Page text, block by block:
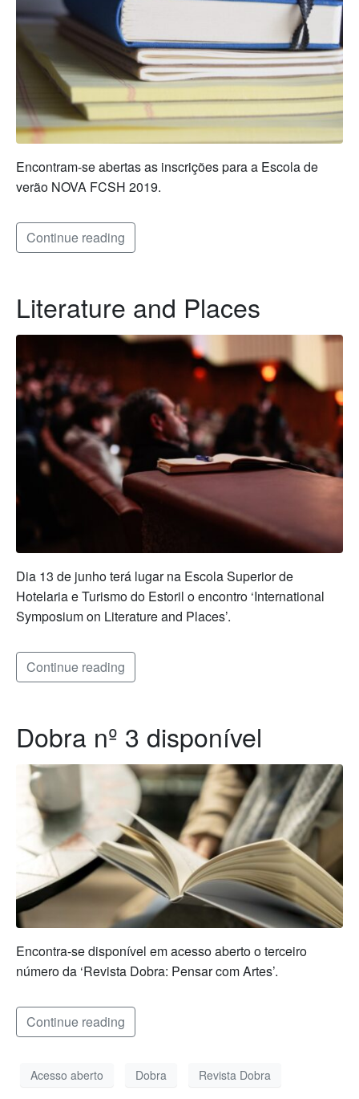
Encontram-se abertas as inscrições para a Escola de
verão NOVA FCSH 2019.
Continue reading
Literature and Places
Dia 13 de junho terá lugar na Escola Superior de
Hotelaria e Turismo do Estoril o encontro ‘International
Symposium on Literature and Places’.
Continue reading
Dobra nº 3 disponível
Encontra-se disponível em acesso aberto o terceiro
número da ‘Revista Dobra: Pensar com Artes’.
Continue reading
Acesso aberto Dobra Revista Dobra